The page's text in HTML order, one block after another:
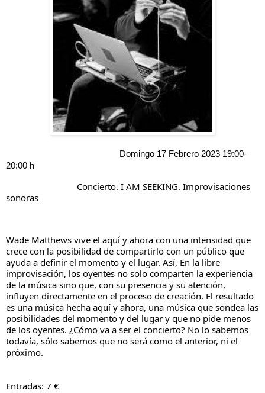
20:00 h
sonoras
Wade Matthews vive el aquí y ahora con una intensidad que
crece con la posibilidad de compartirlo con un público que
ayuda a definir el momento y el lugar. Así, En la libre
improvisación, los oyentes no solo comparten la experiencia
de la música sino que, con su presencia y su atención,
influyen directamente en el proceso de creación. El resultado
posibilidades del momento y del lugar y que no pide menos
de los oyentes. ¿Cómo va a ser el concierto? No lo sabemos
todavía, sólo sabemos que no será como el anterior, ni el
próximo.
Entradas: 7 €